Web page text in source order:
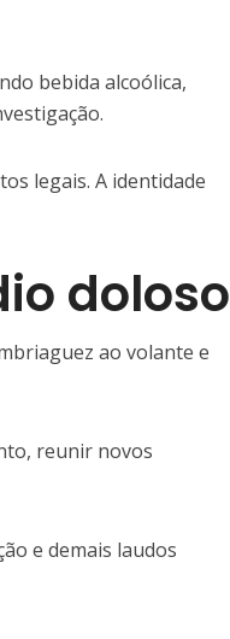
bebida alcoólica,
legais. A identidade
doloso
ao volante e
reunir novos
e demais laudos